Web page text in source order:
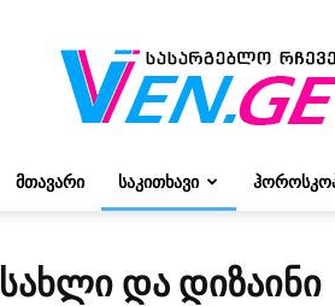
ვივიენისგან
ᲛᲗᲐᲕᲐᲠᲘ ᲡᲐᲙᲘᲗᲮᲐᲕᲘ
ᲡᲐᲮᲚᲘ ᲓᲐ ᲓᲘᲖᲐᲘᲜᲘ